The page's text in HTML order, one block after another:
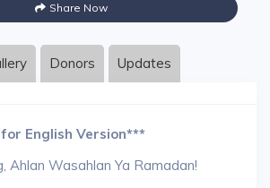
Share Now
Donors Updates
English Version***
Ahlan Wasahlan Ya Ramadan!